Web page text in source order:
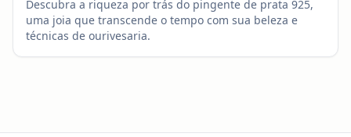
Descubra a riqueza por trás do pingente de prata 925,
uma joia que transcende o tempo com sua beleza e
técnicas de ourivesaria.